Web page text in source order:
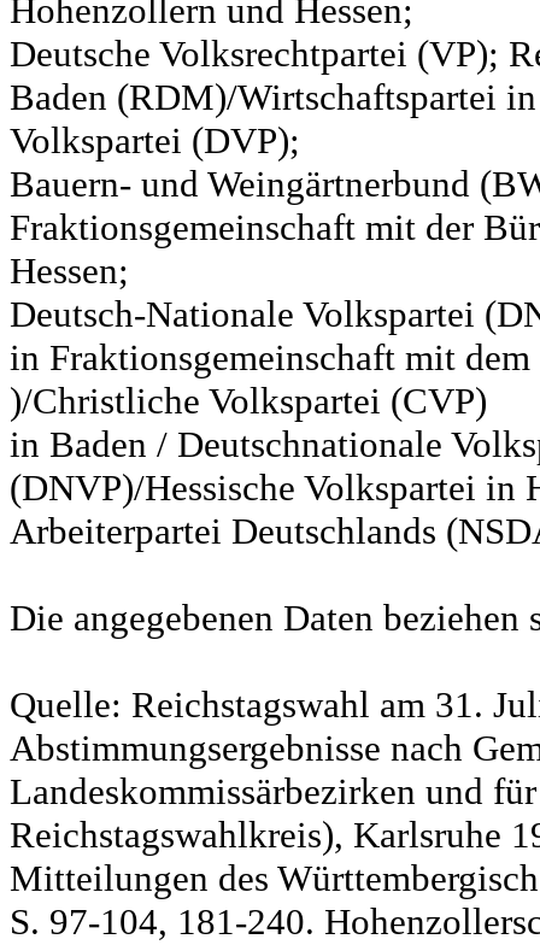
Hohenzollern und Hessen;
Deutsche Volksrechtpartei (VP);
Baden (RDM)/Wirtschaftspartei
Volkspartei (DVP);
Bauern- und Weingärtnerbund
Fraktionsgemeinschaft mit der
Hessen;
Deutsch-Nationale Volkspartei
in Fraktionsgemeinschaft mit
)/Christliche Volkspartei (CVP)
in Baden / Deutschnationale
(DNVP)/Hessische Volkspartei in
Arbeiterpartei Deutschlands
Die angegebenen Daten
Quelle: Reichstagswahl am 31.
Abstimmungsergebnisse nach
Landeskommissärbezirken und
Reichstagswahlkreis), Karlsruhe
Mitteilungen des
S. 97-104, 181-240.